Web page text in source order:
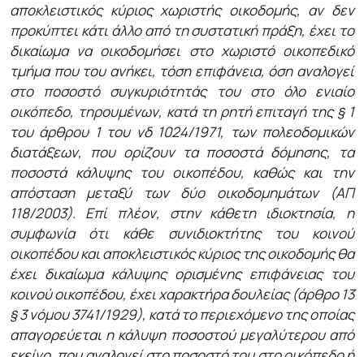
αποκλειστικός κύριος χωριστής οικοδομής, αν δεν
προκύπτει κάτι άλλο από τη συστατική πράξη, έχει το
δικαίωμα να οικοδομήσει στο χωριστό οικοπεδικό
τμήμα που του ανήκει, τόση επιφάνεια, όση αναλογεί
στο ποσοστό συγκυριότητάς του στο όλο ενιαίο
οικόπεδο, τηρουμένων, κατά τη ρητή επιταγή της § 1
του άρθρου 1 του νδ 1024/1971, των πολεοδομικών
διατάξεων, που ορίζουν τα ποσοστά δόμησης, τα
ποσοστά κάλυψης του οικοπέδου, καθώς και την
απόσταση μεταξύ των δύο οικοδομημάτων (ΑΠ
118/2003). Επί πλέον, στην κάθετη ιδιοκτησία, η
συμφωνία ότι κάθε συνιδιοκτήτης του κοινού
οικοπέδου και αποκλειστικός κύριος της οικοδομής θα
έχει δικαίωμα κάλυψης ορισμένης επιφάνειας του
κοινού οικοπέδου, έχει χαρακτήρα δουλείας (άρθρο 13
§ 3 νόμου 3741/1929), κατά το περιεχόμενο της οποίας
απαγορεύεται η κάλυψη ποσοστού μεγαλύτερου από